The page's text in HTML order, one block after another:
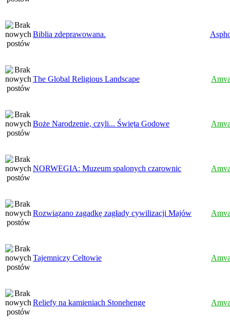
Biblia zdeprawowana.
The Global Religious Landscape
Boże Narodzenie, czyli... Święta Godowe
NORWEGIA: Muzeum spalonych czarownic
Rozwiązano zagadkę zagłady cywilizacji Majów
Tajemniczy Celtowie
Reliefy na kamieniach Stonehenge